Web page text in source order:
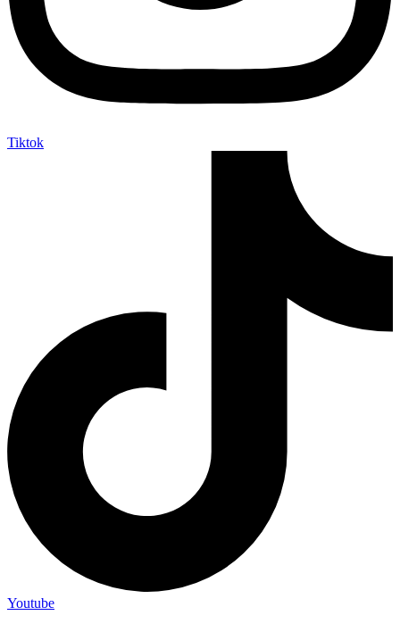
Tiktok
Youtube